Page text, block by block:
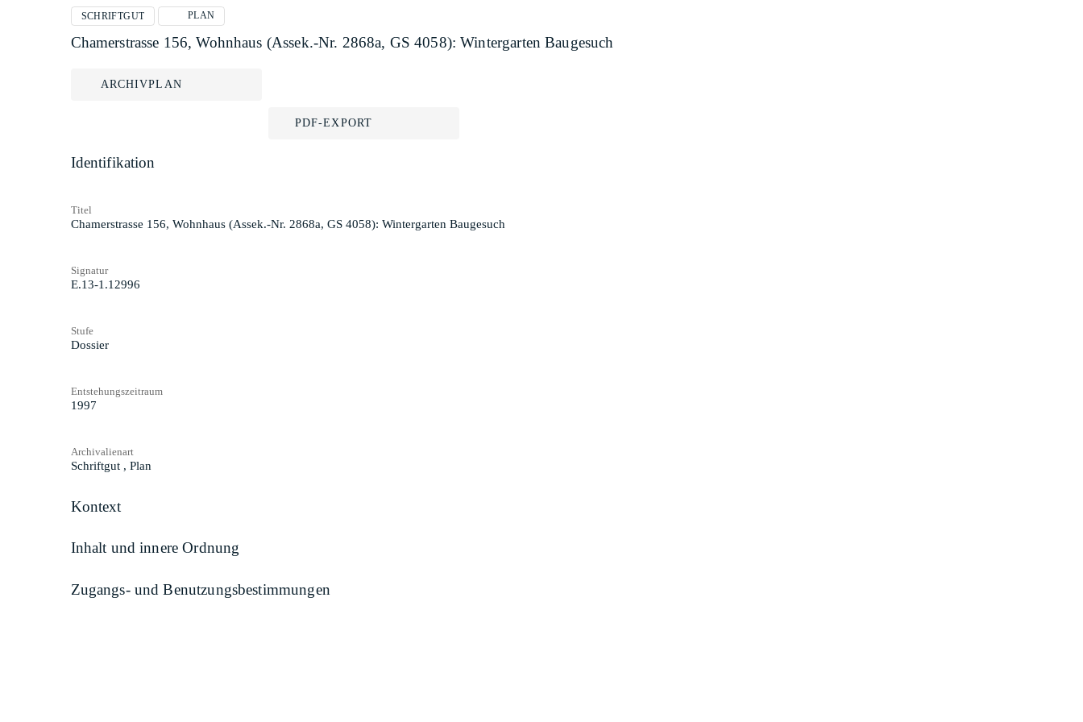
SCHRIFTGUT PLAN
Chamerstrasse 156, Wohnhaus (Assek.-Nr. 2868a, GS 4058): Wintergarten Baugesuch
ARCHIVPLAN
PDF-EXPORT
Identifikation
Titel
Chamerstrasse 156, Wohnhaus (Assek.-Nr. 2868a, GS 4058): Wintergarten Baugesuch
Signatur
E.13-1.12996
Stufe
Dossier
Entstehungszeitraum
1997
Archivalienart
Schriftgut , Plan
Kontext
Inhalt und innere Ordnung
Zugangs- und Benutzungsbestimmungen